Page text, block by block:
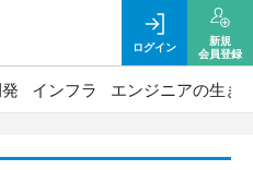
ログイン
新規
会員登録
インフラ エンジニアの生き